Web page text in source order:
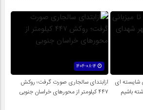
شایسته ای
باشیم
ازابتدای سالجاری صورت گرفت؛ روکش
۴۴۷ کیلومتر از محورهای خراسان جنوبی